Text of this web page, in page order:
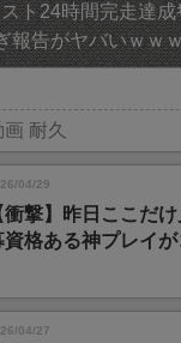
スト24時間完走達
告がヤバいｗｗ
画 耐久
04/29
衝撃】昨日ここだ
資格ある神プレイ
04/27